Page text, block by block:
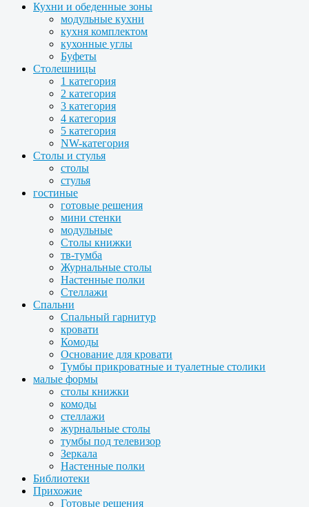
Кухни и обеденные зоны
модульные кухни
кухня комплектом
кухонные углы
Буфеты
Столешницы
1 категория
2 категория
3 категория
4 категория
5 категория
NW-категория
Столы и стулья
столы
стулья
гостиные
готовые решения
мини стенки
модульные
Столы книжки
тв-тумба
Журнальные столы
Настенные полки
Стеллажи
Спальни
Спальный гарнитур
кровати
Комоды
Основание для кровати
Тумбы прикроватные и туалетные столики
малые формы
столы книжки
комоды
стеллажи
журнальные столы
тумбы под телевизор
Зеркала
Настенные полки
Библиотеки
Прихожие
Готовые решения